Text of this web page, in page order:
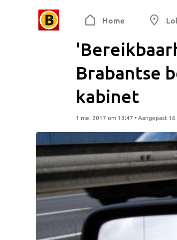
Home
Brabantse
kabinet
1 mei 2017 om 13:47 • Aangepast